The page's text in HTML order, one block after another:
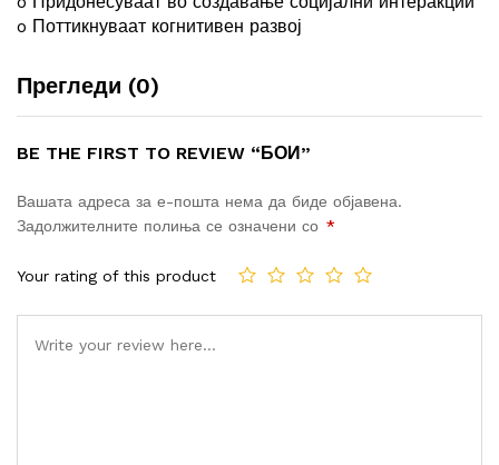
o Поттикнуваат когнитивен развој
Прегледи (0)
BE THE FIRST TO REVIEW “БОИ”
Вашата адреса за е-пошта нема да биде објавена.
Задолжителните полиња се означени со *
Your rating of this product